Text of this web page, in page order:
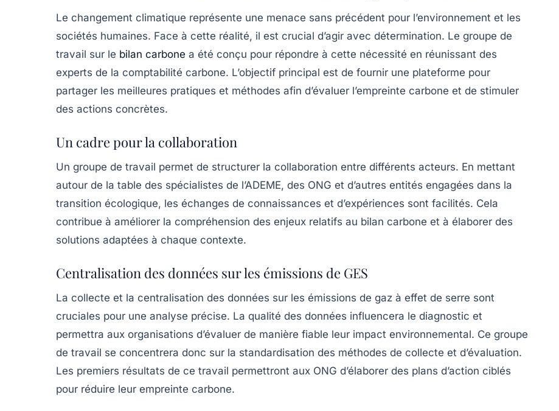
Le changement climatique représente une menace sans précédent pour l’environnement et les
sociétés humaines. Face à cette réalité, il est crucial d’agir avec détermination. Le groupe de
travail sur le bilan carbone a été conçu pour répondre à cette nécessité en réunissant des
experts de la comptabilité carbone. L’objectif principal est de fournir une plateforme pour
partager les meilleures pratiques et méthodes afin d’évaluer l’empreinte carbone et de stimuler
des actions concrètes.
Un cadre pour la collaboration
Un groupe de travail permet de structurer la collaboration entre différents acteurs. En mettant
autour de la table des spécialistes de l’ADEME, des ONG et d’autres entités engagées dans la
transition écologique, les échanges de connaissances et d’expériences sont facilités. Cela
contribue à améliorer la compréhension des enjeux relatifs au bilan carbone et à élaborer des
solutions adaptées à chaque contexte.
Centralisation des données sur les émissions de GES
La collecte et la centralisation des données sur les émissions de gaz à effet de serre sont
cruciales pour une analyse précise. La qualité des données influencera le diagnostic et
permettra aux organisations d’évaluer de manière fiable leur impact environnemental. Ce groupe
de travail se concentrera donc sur la standardisation des méthodes de collecte et d’évaluation.
Les premiers résultats de ce travail permettront aux ONG d’élaborer des plans d’action ciblés
pour réduire leur empreinte carbone.